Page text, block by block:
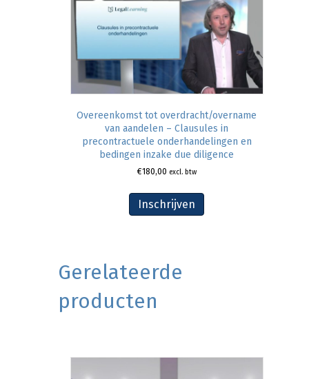
Overeenkomst tot overdracht/overname
van aandelen – Clausules in
precontractuele onderhandelingen en
bedingen inzake due diligence
€180,00 excl. btw
Inschrijven
Gerelateerde
producten